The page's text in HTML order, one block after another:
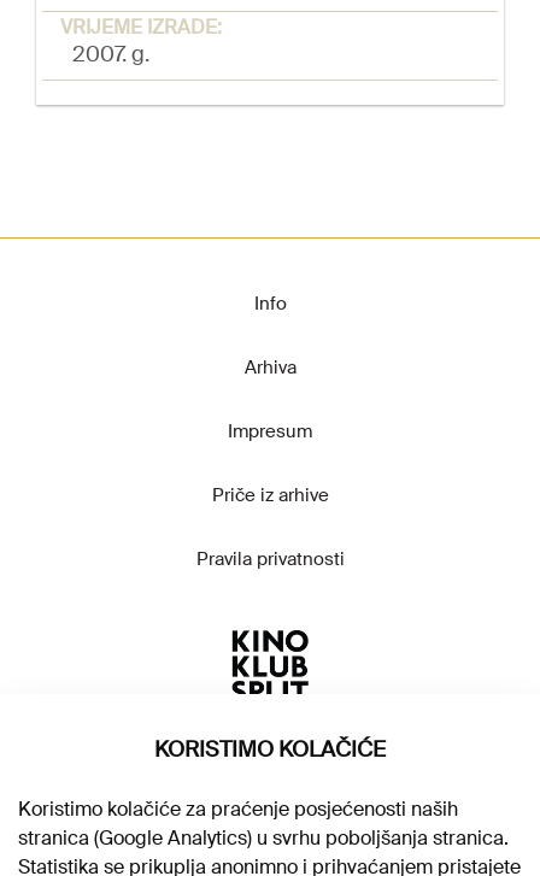
VRIJEME IZRADE:
2007. g.
Info
Arhiva
Impresum
Priče iz arhive
Pravila privatnosti
KORISTIMO KOLAČIĆE
Koristimo kolačiće za praćenje posjećenosti naših
stranica (Google Analytics) u svrhu poboljšanja stranica.
Statistika se prikuplja anonimno i prihvaćanjem pristajete